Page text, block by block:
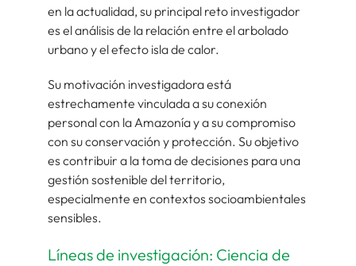
en la actualidad, su principal reto investigador
es el análisis de la relación entre el arbolado
urbano y el efecto isla de calor.
Su motivación investigadora está
estrechamente vinculada a su conexión
personal con la Amazonía y a su compromiso
con su conservación y protección. Su objetivo
es contribuir a la toma de decisiones para una
gestión sostenible del territorio,
especialmente en contextos socioambientales
sensibles.
Líneas de investigación: Ciencia de